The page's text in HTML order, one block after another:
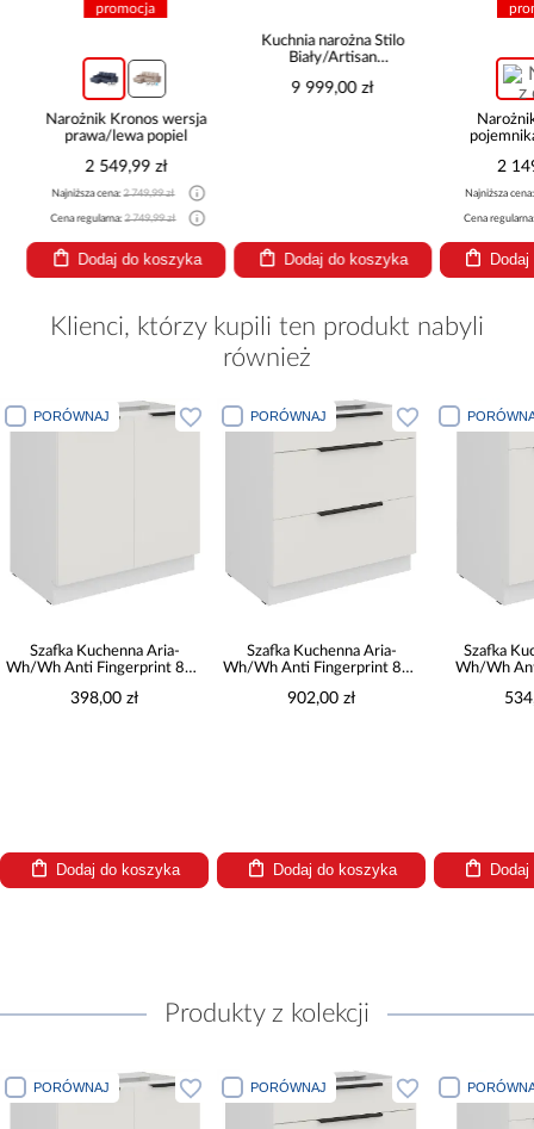
promocja
Narożnik Kronos wersja
prawa/lewa popiel
2 549,99 zł
Najniższa cena:2 749,99 zł
Cena regularna:2 749,99 zł
Dodaj do koszyka
Kuchnia narożna Stilo
Biały/Artisan
9 999,00 zł
Dodaj do koszyka
2
Najniższa
Cena
Klienci, którzy kupili ten produkt nabyli
również
PORÓWNAJ
Szafka Kuchenna Aria-
Wh/Wh Anti Fingerprint 80d
398,00 zł
Dodaj do koszyka
PORÓWNAJ
Szafka Kuchenna Aria-
Wh/Wh Anti Fingerprint 80d
902,00 zł
Dodaj do koszyka
Szafka
Wh/Wh
Produkty z kolekcji
PORÓWNAJ PORÓWNAJ